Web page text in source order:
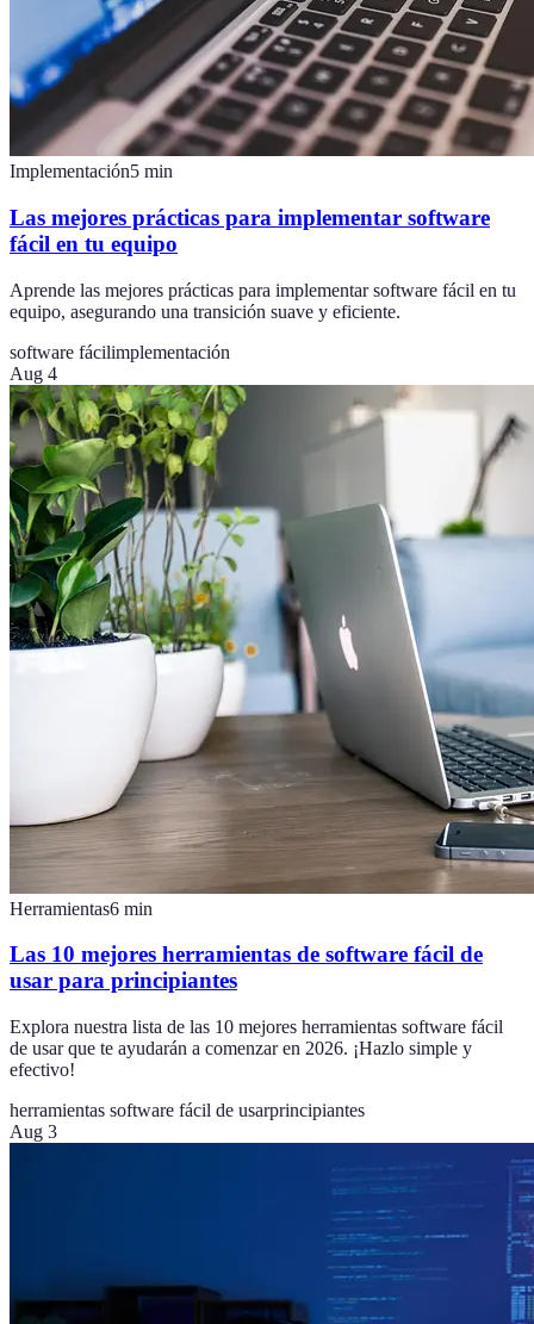
Implementación5 min
Las mejores prácticas para implementar software
fácil en tu equipo
Aprende las mejores prácticas para implementar software fácil en tu
equipo, asegurando una transición suave y eficiente.
software fácilimplementación
Aug 4
Herramientas6 min
Las 10 mejores herramientas de software fácil de
usar para principiantes
Explora nuestra lista de las 10 mejores herramientas software fácil
de usar que te ayudarán a comenzar en 2026. ¡Hazlo simple y
efectivo!
herramientas software fácil de usarprincipiantes
Aug 3